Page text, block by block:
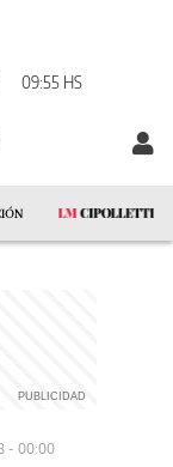
09:55 HS
- 00:00